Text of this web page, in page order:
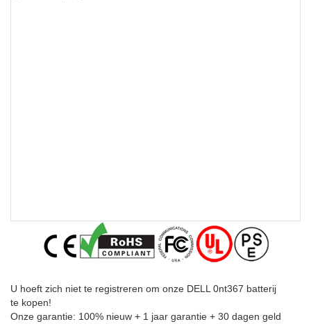
U hoeft zich niet te registreren om onze DELL 0nt367 batterij
te kopen!
Onze garantie: 100% nieuw + 1 jaar garantie + 30 dagen geld